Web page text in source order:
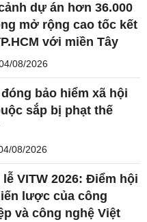
dự án hơn 36.000
mở rộng cao tốc kết
với miền Tây
08/2026
bảo hiểm xã hội
sắp bị phạt thế
08/2026
lễ VITW 2026: Điểm hội
lược của công
và công nghệ Việt